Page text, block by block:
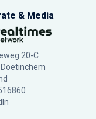
& Media
20-C